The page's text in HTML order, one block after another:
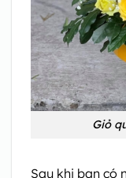
Giỏ
Sau khi bạn có